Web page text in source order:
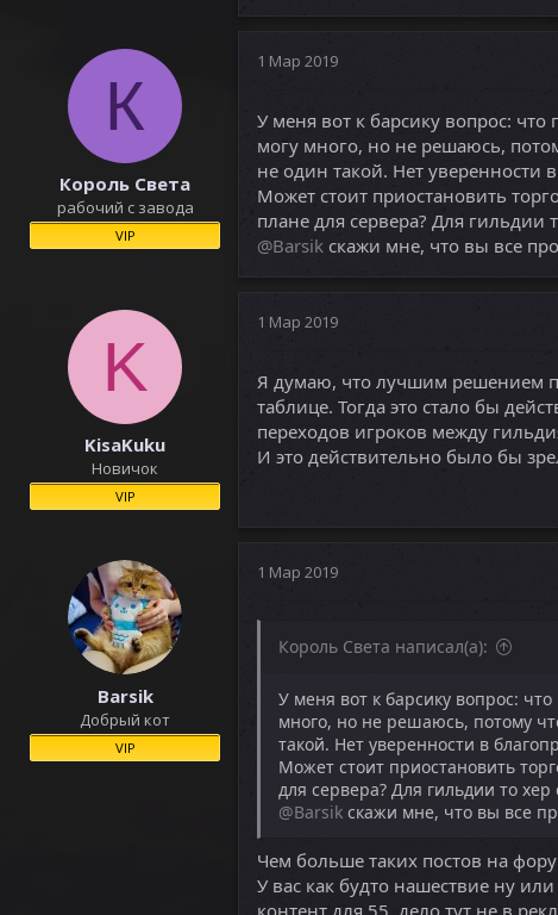
а
к
ц
:
К
Король Света
рабочий с завода
VIP
1 Мар 2019
У меня вот к барсику вопрос: что
могу много, но не решаюсь,
не один такой. Нет уверенности
Может стоит приостановить
плане для сервера? Для
@Barsik скажи мне, что вы все
K
KisaKuku
Новичок
VIP
1 Мар 2019
Я думаю, что лучшим решением
таблице. Тогда это стало бы
переходов игроков между
И это действительно было бы
Barsik
Добрый кот
VIP
1 Мар 2019
Король Света написал(а):
У меня вот к барсику вопрос:
много, но не решаюсь, потому
такой. Нет уверенности в
Может стоит приостановить
для сервера? Для гильдии то
@Barsik скажи мне, что вы все
Чем больше таких постов на
У вас как будто нашествие ну
контент для 55, дело тут не в